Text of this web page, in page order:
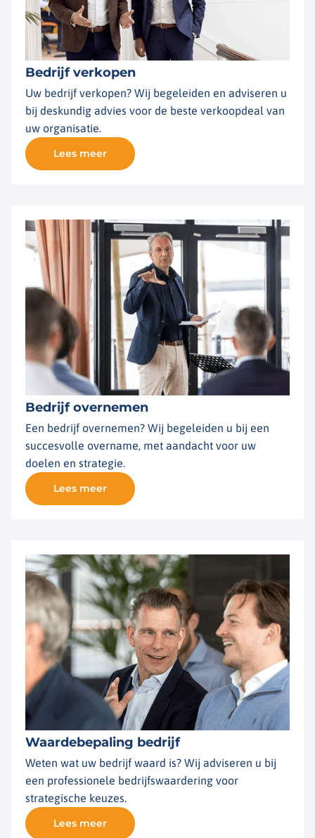
Bedrijf verkopen
Uw bedrijf verkopen? Wij begeleiden en adviseren u
bij deskundig advies voor de beste verkoopdeal van
uw organisatie.
Lees meer
Bedrijf overnemen
Een bedrijf overnemen? Wij begeleiden u bij een
succesvolle overname, met aandacht voor uw
doelen en strategie.
Lees meer
Waardebepaling bedrijf
Weten wat uw bedrijf waard is? Wij adviseren u bij
een professionele bedrijfswaardering voor
strategische keuzes.
Lees meer